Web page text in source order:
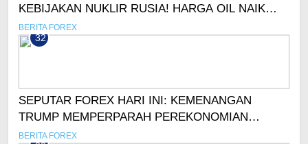
KEBIJAKAN NUKLIR RUSIA! HARGA OIL NAIK
LAGI
BERITA FOREX
32
SEPUTAR FOREX HARI INI: KEMENANGAN
TRUMP MEMPERPARAH PEREKONOMIAN
EROPA
BERITA FOREX